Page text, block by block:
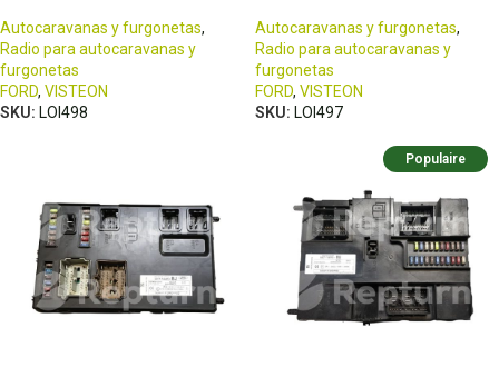
Autocaravanas y furgonetas,
Radio para autocaravanas y
furgonetas
FORD, VISTEON
SKU: LOI498
Autocaravanas y furgonetas,
Radio para autocaravanas y
furgonetas
FORD, VISTEON
SKU: LOI497
Populaire